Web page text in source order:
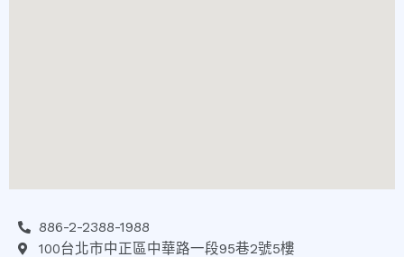
886-2-2388-1988
100台北市中正區中華路一段95巷2號5樓